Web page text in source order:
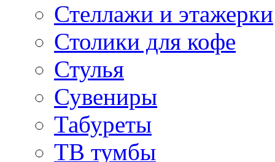
Стеллажи и этажерки
Столики для кофе
Стулья
Сувениры
Табуреты
ТВ тумбы